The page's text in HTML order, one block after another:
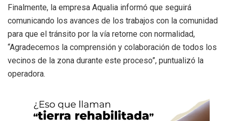
Finalmente, la empresa Aqualia informó que seguirá
comunicando los avances de los trabajos con la comunidad
para que el tránsito por la vía retorne con normalidad,
“Agradecemos la comprensión y colaboración de todos los
vecinos de la zona durante este proceso”, puntualizó la
operadora.